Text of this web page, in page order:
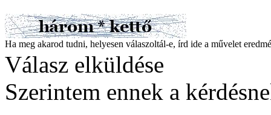
Ha meg akarod tudni, helyesen válaszoltál-e, írd ide a művelet
Válasz elküldése
Szerintem ennek a